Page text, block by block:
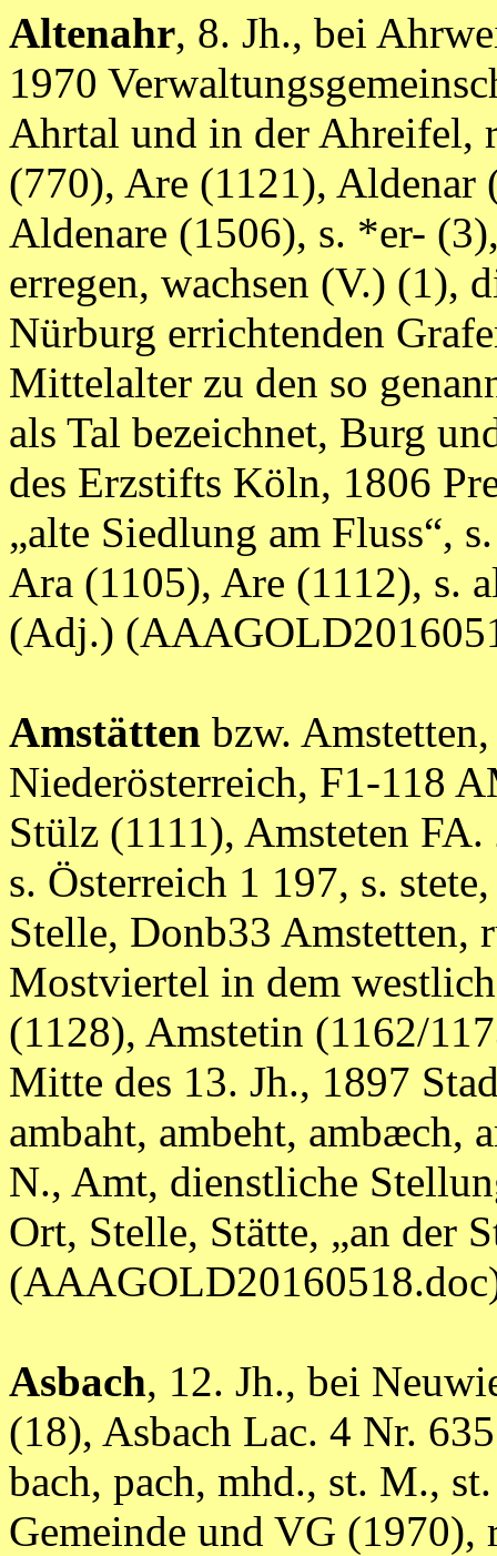
Altenahr, 8. Jh., bei
1970
Ahrtal und in der Ahreifel,
(770), Are (1121),
Aldenare (1506), s. *er-
erregen, wachsen (V.) (1),
Nürburg errichtenden
Mittelalter zu den so
als Tal bezeichnet, Burg
des Erzstifts Köln, 1806
„alte Siedlung am Fluss“,
Ara (1105), Are (1112), s.
(Adj.)
Amstätten bzw.
Niederösterreich, F1-118
Stülz (1111), Amsteten
s. Österreich 1 197, s.
Stelle, Donb33 Amstetten,
Mostviertel in dem
(1128), Amstetin (1162/
Mitte des 13. Jh., 1897
ambaht, ambeht, ambæch,
N., Amt, dienstliche
Ort, Stelle, Stätte, „an der
Asbach, 12. Jh., bei
(18), Asbach Lac. 4 Nr.
bach, pach, mhd., st. M.,
Gemeinde und VG